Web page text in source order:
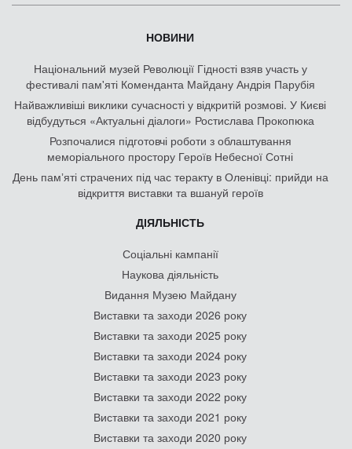
НОВИНИ
Національний музей Революції Гідності взяв участь у
фестивалі пам'яті Коменданта Майдану Андрія Парубія
Найважливіші виклики сучасності у відкритій розмові. У Києві
відбудуться «Актуальні діалоги» Ростислава Прокопюка
Розпочалися підготовчі роботи з облаштування
меморіального простору Героїв Небесної Сотні
День памʼяті страчених під час теракту в Оленівці: прийди на
відкриття виставки та вшануй героїв
ДІЯЛЬНІСТЬ
Соціальні кампанії
Наукова діяльність
Видання Музею Майдану
Виставки та заходи 2026 року
Виставки та заходи 2025 року
Виставки та заходи 2024 року
Виставки та заходи 2023 року
Виставки та заходи 2022 року
Виставки та заходи 2021 року
Виставки та заходи 2020 року